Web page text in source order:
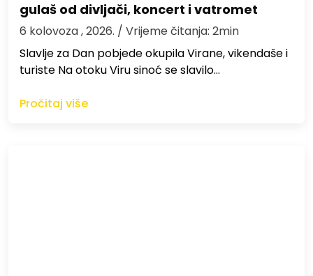
gulaš od divljači, koncert i vatromet
6 kolovoza , 2026. / Vrijeme čitanja: 2min
Slavlje za Dan pobjede okupila Virane, vikendaše i
turiste Na otoku Viru sinoć se slavilo…
Pročitaj više